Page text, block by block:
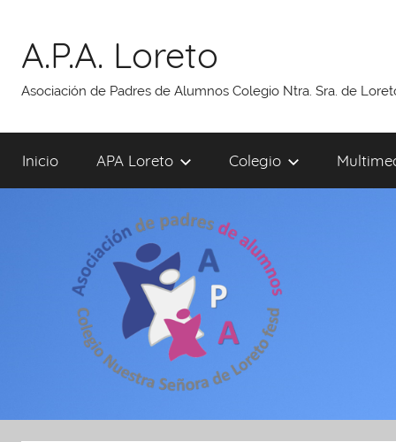
contenido
A.P.A. Loreto
Asociación de Padres de Alumnos Colegio Ntra. Sra. de
Inicio APA Loreto Colegio